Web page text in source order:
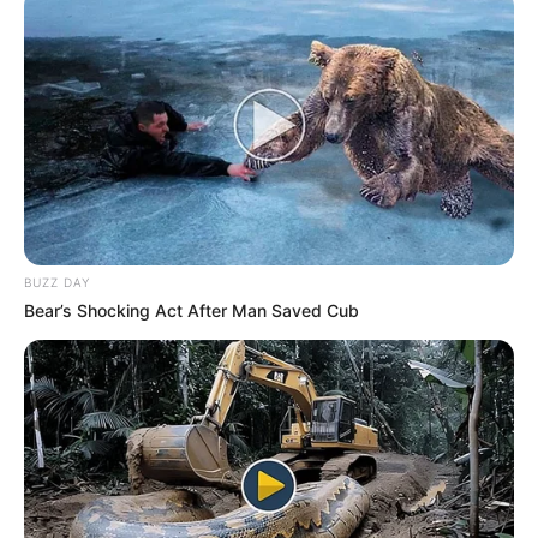
relatórios, entre outras atividades.
Com o Código de Ética e Decoro Parlamentar, não só os
vereadores, mas também os próprios cidadãos
paraguaçuenses podem acompanhar e fiscalizar o mandato
de seus representantes, pois toda a atuação política da
Casa está disponível não apenas nas atas e nos demais
documentos, mas também na internet, pela página oficial da
Câmara –www.paraguacupaulista.sp.leg.br
BUZZ DAY
Bear’s Shocking Act After Man Saved Cub